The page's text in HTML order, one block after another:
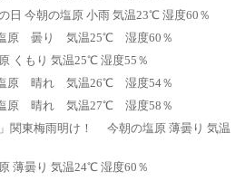
日 今朝の塩原 小雨 気温23℃ 湿度60％
原 曇り 気温25℃ 湿度60％
くもり 気温25℃ 湿度55％
原 晴れ 気温26℃ 湿度54％
原 晴れ 気温27℃ 湿度58％
関東梅雨明け！ 今朝の塩原 薄曇り 気温
薄曇り 気温24℃ 湿度60％